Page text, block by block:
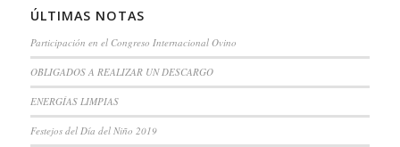
ÚLTIMAS NOTAS
Participación en el Congreso Internacional Ovino
OBLIGADOS A REALIZAR UN DESCARGO
ENERGÍAS LIMPIAS
Festejos del Día del Niño 2019